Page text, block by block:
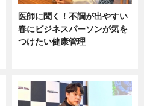
医師に聞く！不調が出やすい
春にビジネスパーソンが気を
つけたい健康管理